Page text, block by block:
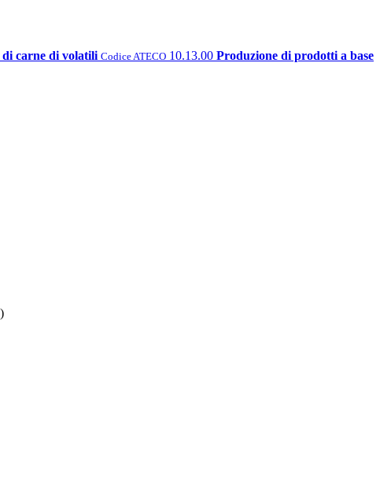
di carne di volatili Codice ATECO 10.13.00 Produzione di prodotti a base